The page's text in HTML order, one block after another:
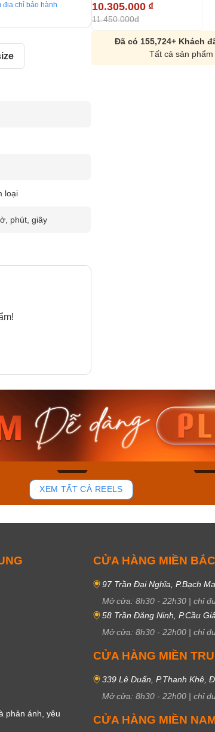
địa chỉ bảo hành
loại
phút, giây
10.305.000 ₫
11.450.000đ
Đã có 155,724+ Khách
Tất cả sản
43
Casio Nam MTS-
RS100L-1AVDF
4.276.000₫
3.634.600₫
Casio
230EL-
Mua
XEM TẤT CẢ REELS
phản ánh, yêu
CỬA HÀNG MIỀN BẮC
97 Trần Đại Nghĩa, P.Bạch
Mở cửa: 8h30 - 22h30 | chỉ
58 Trần Đăng Ninh, P.Cầu
Mở cửa: 8h30 - 22h00 | chỉ
CỬA HÀNG MIỀN
339 Lê Duẩn, P.Thanh Khê,
Mở cửa: 8h30 - 22h00 | chỉ
CỬA HÀNG MIỀN